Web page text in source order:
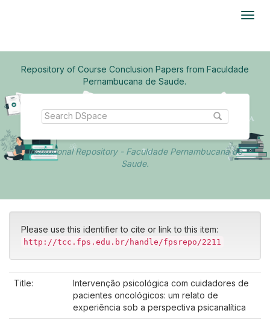
Repository of Course Conclusion Papers from Faculdade
Pernambucana de Saude.
Institutional Repository - Faculdade Pernambucana de
Saude.
Please use this identifier to cite or link to this item:
http://tcc.fps.edu.br/handle/fpsrepo/2211
Title:
Intervenção psicológica com cuidadores de
pacientes oncológicos: um relato de
experiência sob a perspectiva psicanalítica